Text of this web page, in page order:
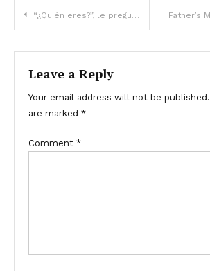
“¿Quién eres?”, le pregunté a un extraño en mi cama y me dijo: “Tu esposo” — Historia del día
Leave a Reply
Your email address will not be published.
are marked *
Comment *